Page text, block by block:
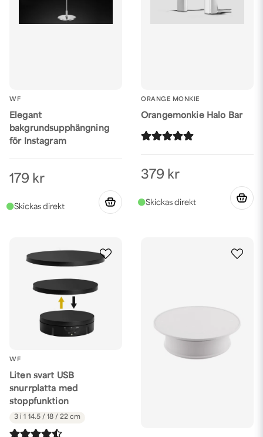
WF
Elegant
bakgrundsupphängning
för Instagram
179 kr
ORANGE MONKIE
Orangemonkie Halo Bar
379 kr
WF
Liten svart USB
snurrplatta med
stoppfunktion
3 i 1 14.5 / 18 / 22 cm